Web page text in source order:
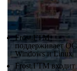
Frost.ГТМ
поддерживает ОС
Windows и Linux
Frost.ГТМ входит